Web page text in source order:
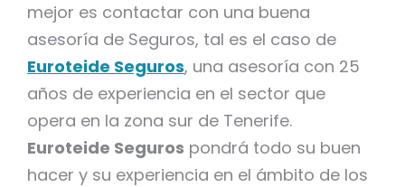
mejor es contactar con una buena
asesoría de Seguros, tal es el caso de
Euroteide Seguros, una asesoría con 25
años de experiencia en el sector que
opera en la zona sur de Tenerife.
Euroteide Seguros pondrá todo su buen
hacer y su experiencia en el ámbito de los